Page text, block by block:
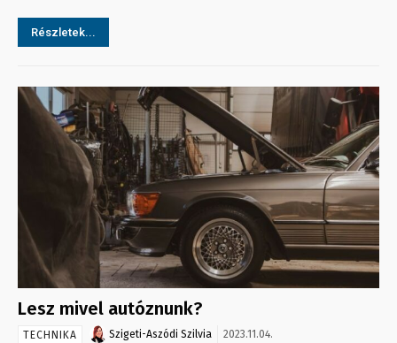
Részletek...
Lesz mivel autóznunk?
TECHNIKA Szigeti-Aszódi Szilvia 2023.11.04.